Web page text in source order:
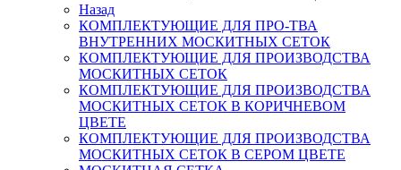
Назад
КОМПЛЕКТУЮЩИЕ ДЛЯ ПРО-ТВА
ВНУТРЕННИХ МОСКИТНЫХ СЕТОК
КОМПЛЕКТУЮЩИЕ ДЛЯ ПРОИЗВОДСТВА
МОСКИТНЫХ СЕТОК
КОМПЛЕКТУЮЩИЕ ДЛЯ ПРОИЗВОДСТВА
МОСКИТНЫХ СЕТОК В КОРИЧНЕВОМ
ЦВЕТЕ
КОМПЛЕКТУЮЩИЕ ДЛЯ ПРОИЗВОДСТВА
МОСКИТНЫХ СЕТОК В СЕРОМ ЦВЕТЕ